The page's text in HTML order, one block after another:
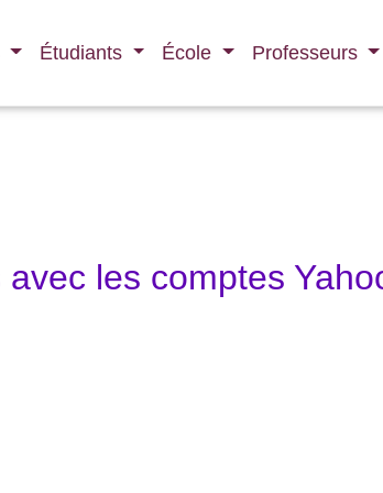
Étudiants École Professeurs
les comptes